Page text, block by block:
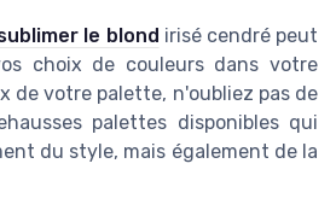
le blond irisé cendré peut
choix de couleurs dans votre
de votre palette, n'oubliez pas de
palettes disponibles qui
du style, mais également de la